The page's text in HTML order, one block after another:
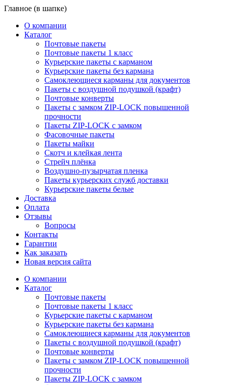
Главное (в шапке)
О компании
Каталог
Почтовые пакеты
Почтовые пакеты 1 класс
Курьерские пакеты с карманом
Курьерские пакеты без кармана
Самоклеющиеся карманы для документов
Пакеты с воздушной подушкой (крафт)
Почтовые конверты
Пакеты с замком ZIP-LOCK повышенной
прочности
Пакеты ZIP-LOCK с замком
Фасовочные пакеты
Пакеты майки
Скотч и клейкая лента
Стрейч плёнка
Воздушно-пузырчатая пленка
Пакеты курьерских служб доставки
Курьерские пакеты белые
Доставка
Оплата
Отзывы
Вопросы
Контакты
Гарантии
Как заказать
Новая версия сайта
О компании
Каталог
Почтовые пакеты
Почтовые пакеты 1 класс
Курьерские пакеты с карманом
Курьерские пакеты без кармана
Самоклеющиеся карманы для документов
Пакеты с воздушной подушкой (крафт)
Почтовые конверты
Пакеты с замком ZIP-LOCK повышенной
прочности
Пакеты ZIP-LOCK с замком